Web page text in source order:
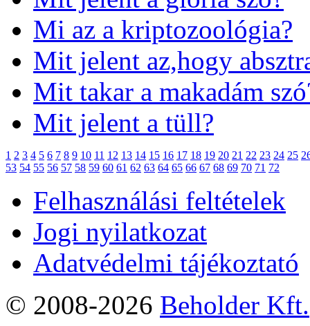
Mi az a kriptozoológia?
Mit jelent az,hogy
Mit takar a makadám
Mit jelent a tüll?
1 2 3 4 5 6 7 8 9 10 11 12 13 14 15 16 17 18 19 20 21 22 23 24 25
53 54 55 56 57 58 59 60 61 62 63 64 65 66 67 68 69 70 71 72
Felhasználási feltételek
Jogi nyilatkozat
Adatvédelmi tájékoztató
© 2008-2026 Beholder Kft.